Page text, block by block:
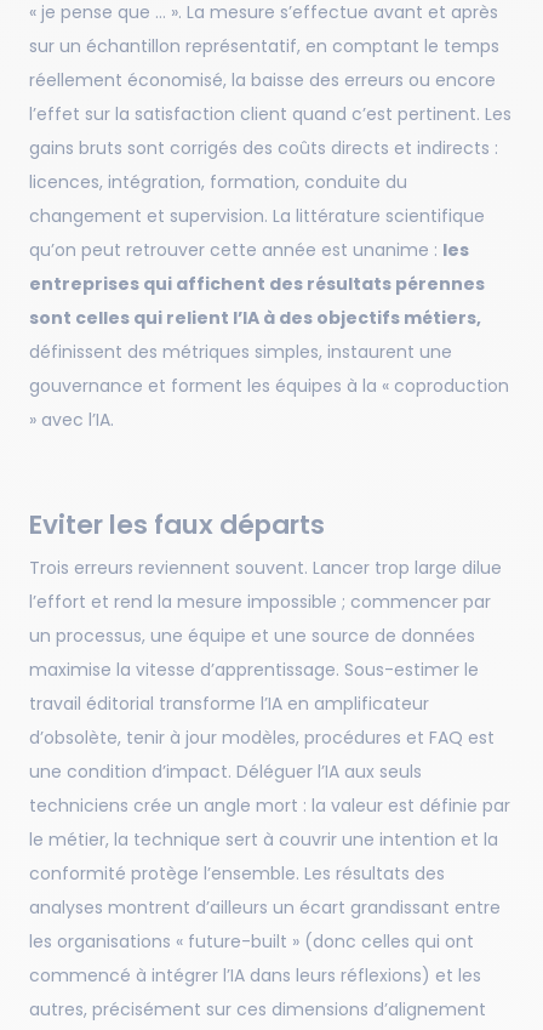
« je pense que … ». La mesure s’effectue avant et après
sur un échantillon représentatif, en comptant le temps
réellement économisé, la baisse des erreurs ou encore
l’effet sur la satisfaction client quand c’est pertinent. Les
gains bruts sont corrigés des coûts directs et indirects :
licences, intégration, formation, conduite du
changement et supervision. La littérature scientifique
qu’on peut retrouver cette année est unanime : les
entreprises qui affichent des résultats pérennes
sont celles qui relient l’IA à des objectifs métiers,
définissent des métriques simples, instaurent une
gouvernance et forment les équipes à la « coproduction
» avec l’IA.
Eviter les faux départs
Trois erreurs reviennent souvent. Lancer trop large dilue
l’effort et rend la mesure impossible ; commencer par
un processus, une équipe et une source de données
maximise la vitesse d’apprentissage. Sous-estimer le
travail éditorial transforme l’IA en amplificateur
d’obsolète, tenir à jour modèles, procédures et FAQ est
une condition d’impact. Déléguer l’IA aux seuls
techniciens crée un angle mort : la valeur est définie par
le métier, la technique sert à couvrir une intention et la
conformité protège l’ensemble. Les résultats des
analyses montrent d’ailleurs un écart grandissant entre
les organisations « future-built » (donc celles qui ont
commencé à intégrer l’IA dans leurs réflexions) et les
autres, précisément sur ces dimensions d’alignement